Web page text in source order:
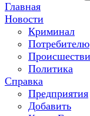
Главная
Новости
Криминал
Потребителю
Политика
Справка
Предприятия
Добавить